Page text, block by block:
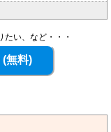
い、など・・・